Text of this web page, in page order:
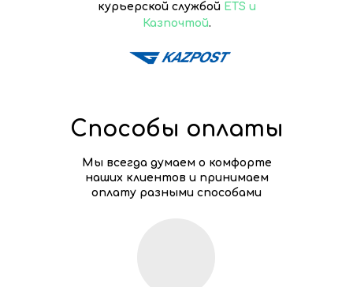
курьерской службой ETS и
Казпочтой.
Способы оплаты
Мы всегда думаем о комфорте
наших клиентов и принимаем
оплату разными способами